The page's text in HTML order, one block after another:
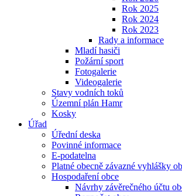
Rok 2025
Rok 2024
Rok 2023
Rady a informace
Mladí hasiči
Požární sport
Fotogalerie
Videogalerie
Stavy vodních toků
Územní plán Hamr
Kosky
Úřad
Úřední deska
Povinné informace
E-podatelna
Platné obecně závazné vyhlášky
Hospodaření obce
Návrhy závěrečného účtu